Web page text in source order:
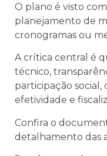
O plano é visto
planejamento de
cronogramas ou
A crítica central é
técnico,
participação
efetividade e
Confira o
detalhamento das